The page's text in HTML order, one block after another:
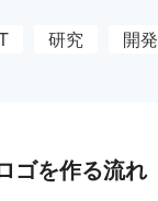
研究 開発
ゴを作る流れ